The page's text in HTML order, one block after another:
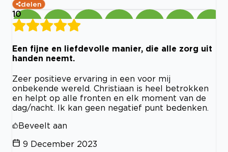
delen
10
Een fijne en liefdevolle manier, die alle zorg uit
handen neemt.
Zeer positieve ervaring in een voor mij
onbekende wereld. Christiaan is heel betrokken
en helpt op alle fronten en elk moment van de
dag/nacht. Ik kan geen negatief punt bedenken.
Beveelt aan
9 December 2023